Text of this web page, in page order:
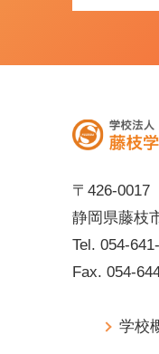
〒426-0017
静岡県藤枝
Tel. 054-
Fax. 054-
学校